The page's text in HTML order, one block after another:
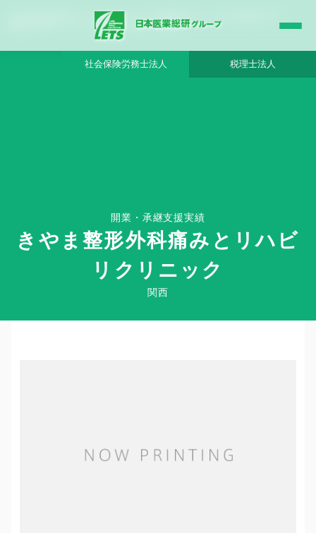
きやま整形外科痛みとリハビリクリニック - 日本医業総研グループ |日本医業総研｜医
院開業・承継・クリニック経営支援・医療モール開発
社会保険労務士法人 税理士法人
開業・承継支援実績
きやま整形外科痛みとリハビ
リクリニック
関西
Clinic Success Case